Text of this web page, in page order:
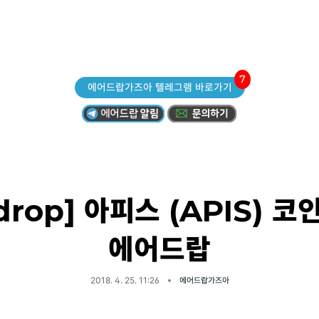
에어드랍가즈아 텔레그램 바로가기
7
아피스 (APIS) 코
에어드랍
2018. 4. 25. 11:26 에어드랍가즈아